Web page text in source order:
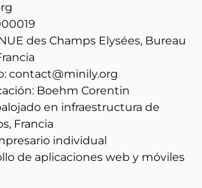
des Champs Elysées, Bureau
contact@minily.org
Boehm Corentin
en infraestructura de
Francia
individual
de aplicaciones web y móviles